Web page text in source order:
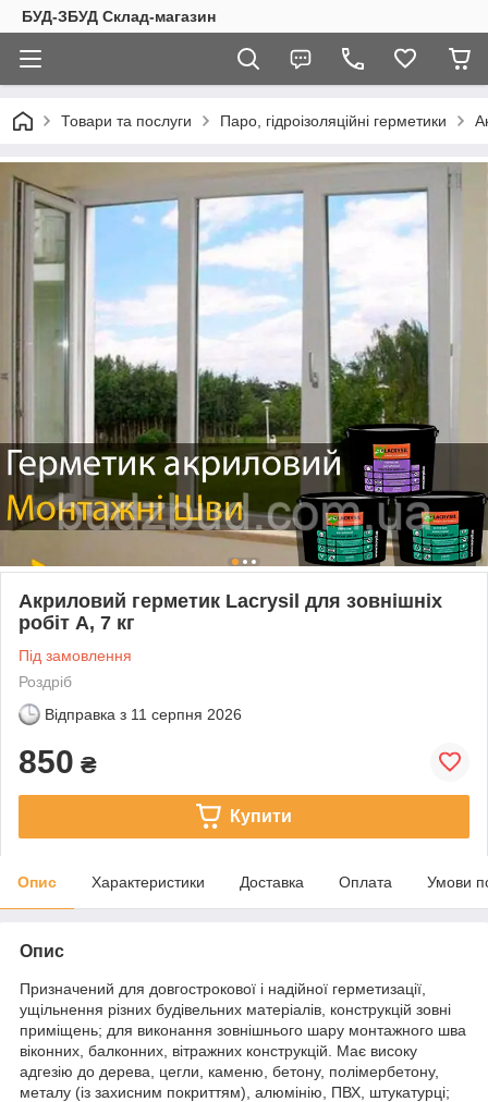
БУД-ЗБУД Склад-магазин
Товари та послуги Паро, гідроізоляційні герметики
Акриловий герметик Lacrysil для зовнішніх
робіт А, 7 кг
Під замовлення
Роздріб
Відправка з 11 серпня 2026
850 ₴
Купити
Опис Характеристики Доставка Оплата Умови
Опис
Призначений для довгострокової і надійної герметизації,
ущільнення різних будівельних матеріалів, конструкцій зовні
приміщень; для виконання зовнішнього шару монтажного шва
віконних, балконних, вітражних конструкцій. Має високу
адгезію до дерева, цегли, каменю, бетону, полімербетону,
металу (із захисним покриттям), алюмінію, ПВХ, штукатурці;